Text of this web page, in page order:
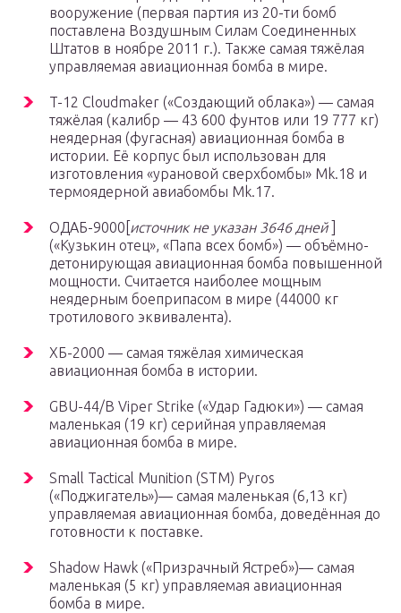
вооружение (первая партия из 20-ти бомб
поставлена Воздушным Силам Соединенных
Штатов в ноябре 2011 г.). Также самая тяжёлая
управляемая авиационная бомба в мире.
T-12 Cloudmaker («Создающий облака») — самая
тяжёлая (калибр — 43 600 фунтов или 19 777 кг)
неядерная (фугасная) авиационная бомба в
истории. Её корпус был использован для
изготовления «урановой сверхбомбы» Mk.18 и
термоядерной авиабомбы Mk.17.
ОДАБ-9000[ источник не указан 3646 дней]
(«Кузькин отец», «Папа всех бомб») — объёмно-
детонирующая авиационная бомба повышенной
мощности. Считается наиболее мощным
неядерным боеприпасом в мире (44000 кг
тротилового эквивалента).
ХБ-2000 — самая тяжёлая химическая
авиационная бомба в истории.
GBU-44/B Viper Strike («Удар Гадюки») — самая
маленькая (19 кг) серийная управляемая
авиационная бомба в мире.
Small Tactical Munition (STM) Pyros
(«Поджигатель»)— самая маленькая (6,13 кг)
управляемая авиационная бомба, доведённая до
готовности к поставке.
Shadow Hawk («Призрачный Ястреб»)— самая
маленькая (5 кг) управляемая авиационная
бомба в мире.